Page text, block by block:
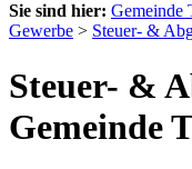
Sie sind hier: Gemeinde
Gewerbe > Steuer- &
Steuer- &
Gemeinde